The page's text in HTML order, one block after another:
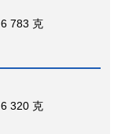
6 783 克
6 320 克